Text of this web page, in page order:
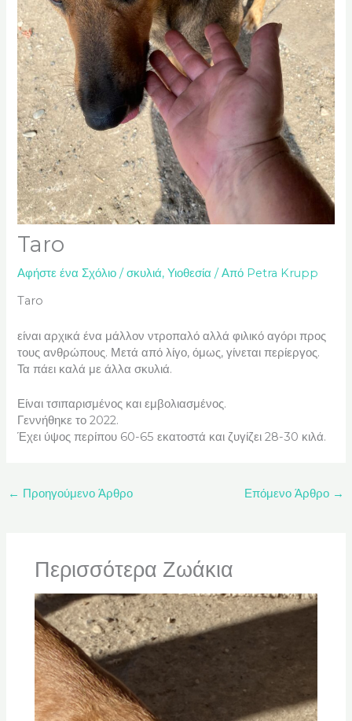
Taro
Αφήστε ένα Σχόλιο /σκυλιά,Υιοθεσία / Από Petra Krupp
Taro
είναι αρχικά ένα μάλλον ντροπαλό αλλά φιλικό αγόρι προς
τους ανθρώπους. Μετά από λίγο, όμως, γίνεται περίεργος.
Τα πάει καλά με άλλα σκυλιά.
Είναι τσιπαρισμένος και εμβολιασμένος.
Γεννήθηκε το 2022.
Έχει ύψος περίπου 60-65 εκατοστά και ζυγίζει 28-30 κιλά.
← Προηγούμενο Άρθρο Επόμενο Άρθρο →
Περισσότερα Ζωάκια